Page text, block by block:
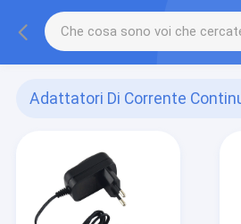
Adattatori Di Corrente